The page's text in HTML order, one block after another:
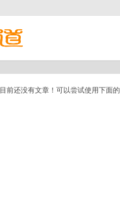
目前还没有文章！可以尝试使用下面